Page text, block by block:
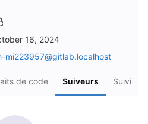
16, 2024
mi223957@gitlab.localhost
de code Suiveurs Suivi